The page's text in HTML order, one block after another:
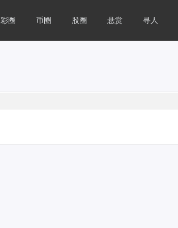
彩圈 币圈 股圈 悬赏 寻人